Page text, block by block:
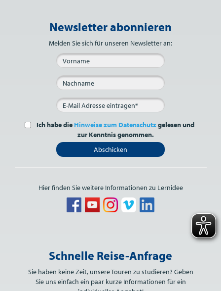
Bitte nicht ausfüllen.
Newsletter abonnieren
Melden Sie sich für unseren Newsletter an:
Ich habe die Hinweise zum Datenschutzgelesen und
zur Kenntnis genommen.
Abschicken
Hier finden Sie weitere Informationen zu Lernidee
Schnelle Reise-Anfrage
Sie haben keine Zeit, unsere Touren zu studieren? Geben
Sie uns einfach ein paar kurze Informationen für ein